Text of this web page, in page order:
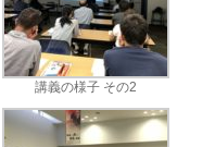
講義の様子 その2